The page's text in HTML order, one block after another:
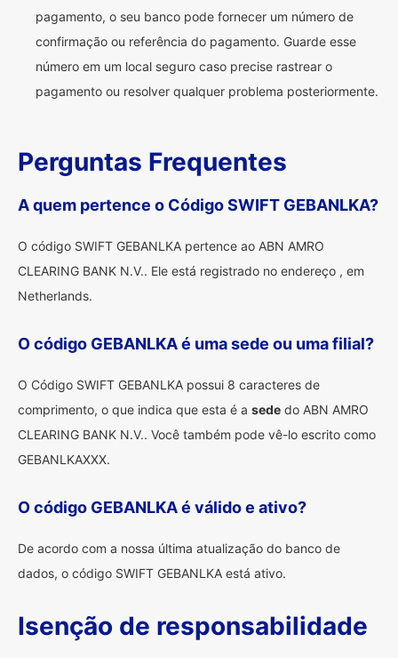
pagamento, o seu banco pode fornecer um número de
confirmação ou referência do pagamento. Guarde esse
número em um local seguro caso precise rastrear o
pagamento ou resolver qualquer problema posteriormente.
Perguntas Frequentes
A quem pertence o Código SWIFT GEBANLKA?
O código SWIFT GEBANLKA pertence ao ABN AMRO
CLEARING BANK N.V.. Ele está registrado no endereço , em
Netherlands.
O código GEBANLKA é uma sede ou uma filial?
O Código SWIFT GEBANLKA possui 8 caracteres de
comprimento, o que indica que esta é a sede do ABN AMRO
CLEARING BANK N.V.. Você também pode vê-lo escrito como
GEBANLKAXXX.
O código GEBANLKA é válido e ativo?
De acordo com a nossa última atualização do banco de
dados, o código SWIFT GEBANLKA está ativo.
Isenção de responsabilidade